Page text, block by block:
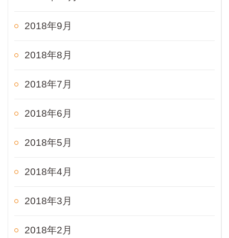
2018年9月
2018年8月
2018年7月
2018年6月
2018年5月
2018年4月
2018年3月
2018年2月